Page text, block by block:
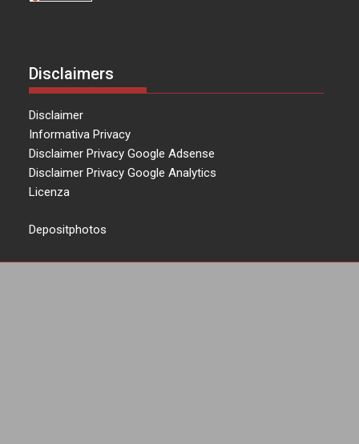
Disclaimers
Disclaimer
Informativa Privacy
Disclaimer Privacy Google Adsense
Disclaimer Privacy Google Analytics
Licenza
Depositphotos